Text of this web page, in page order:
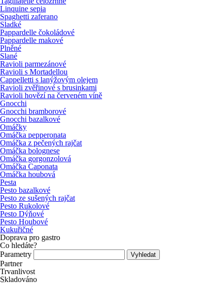
Linquine sepia
Spaghetti zaferano
Sladké
Pappardelle čokoládové
Pappardelle makové
Plněné
Slané
Ravioli parmezánové
Ravioli s Mortadellou
Cappelletti s lanýžovým olejem
Ravioli zvěřinové s brusinkami
Ravioli hovězí na červeném víně
Gnocchi
Gnocchi bramborové
Gnocchi bazalkové
Omáčky
Omáčka pepperonata
Omáčka z pečených rajčat
Omáčka bolognese
Omáčka gorgonzolová
Omáčka Caponata
Omáčka houbová
Pesta
Pesto bazalkové
Pesto ze sušených rajčat
Pesto Rukolové
Pesto Dýňové
Pesto Houbové
Kukuřičné
Doprava pro gastro
Co hledáte?
Parametry
Partner
Trvanlivost
Skladováno